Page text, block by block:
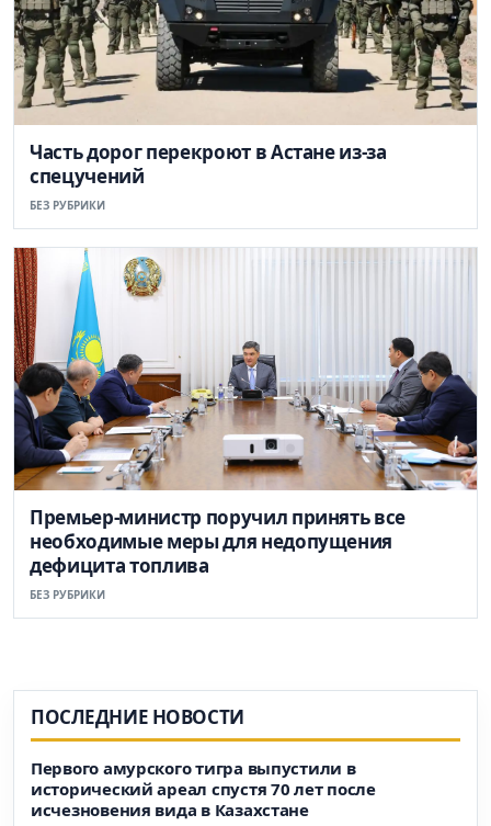
Часть дорог перекроют в Астане из-за
спецучений
БЕЗ РУБРИКИ
Премьер-министр поручил принять все
необходимые меры для недопущения
дефицита топлива
БЕЗ РУБРИКИ
ПОСЛЕДНИЕ НОВОСТИ
Первого амурского тигра выпустили в
исторический ареал спустя 70 лет после
исчезновения вида в Казахстане